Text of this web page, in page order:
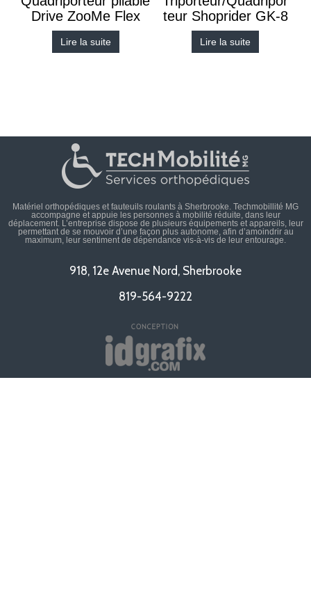
Drive ZooMe Flex
Lire la suite
teur Shoprider GK-8
Lire la suite
Matériel orthopédiques et fauteuils roulants à Sherbrooke. Techmobillité MG
accompagne et appuie les personnes à mobilité réduite, dans leur
déplacement. L’entreprise dispose de plusieurs équipements et appareils, leur
permettant de se mouvoir d’une façon plus autonome, afin d’amoindrir au
maximum, leur sentiment de dépendance vis-à-vis de leur entourage.
918, 12e Avenue Nord, Sherbrooke
819-564-9222